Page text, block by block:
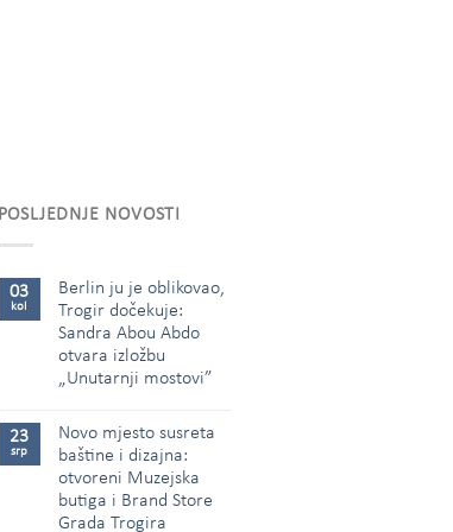
POSLJEDNJE NOVOSTI
03
kol
Berlin ju je oblikovao,
Trogir dočekuje:
Sandra Abou Abdo
otvara izložbu
„Unutarnji mostovi”
23
srp
Novo mjesto susreta
baštine i dizajna:
otvoreni Muzejska
butiga i Brand Store
Grada Trogira